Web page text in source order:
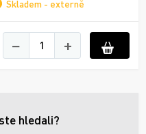
Skladem - externě
− +
hledali?